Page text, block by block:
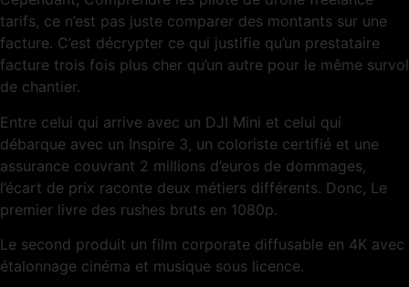
tarifs, ce n’est pas juste comparer des montants sur une
facture. C’est décrypter ce qui justifie qu’un prestataire
facture trois fois plus cher qu’un autre pour le même survol
de chantier.
Entre celui qui arrive avec un DJI Mini et celui qui
débarque avec un Inspire 3, un coloriste certifié et une
assurance couvrant 2 millions d’euros de dommages,
l’écart de prix raconte deux métiers différents. Donc, Le
premier livre des rushes bruts en 1080p.
Le second produit un film corporate diffusable en 4K avec
étalonnage cinéma et musique sous licence.